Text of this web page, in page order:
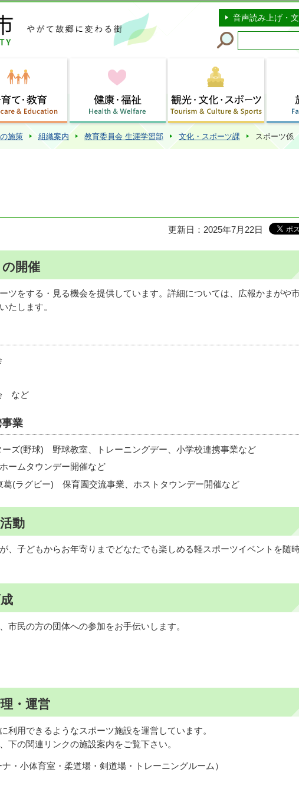
このページの本文へ移動
音声読み上げ・
施策 組織案内 教育委員会 生涯学習部 文化・スポーツ課 スポーツ係
更新日：2025年7月22日
開催
ツをする・見る機会を提供しています。詳細については、広報かまがや
たします。
など
業
ーズ(野球) 野球教室、トレーニングデー、小学校連携事業など
ームタウンデー開催など
葛(ラグビー) 保育園交流事業、ホストタウンデー開催など
動
、子どもからお年寄りまでどなたでも楽しめる軽スポーツイベントを随
市民の方の団体への参加をお手伝いします。
・運営
利用できるようなスポーツ施設を運営しています。
下の関連リンクの施設案内をご覧下さい。
・小体育室・柔道場・剣道場・トレーニングルーム）